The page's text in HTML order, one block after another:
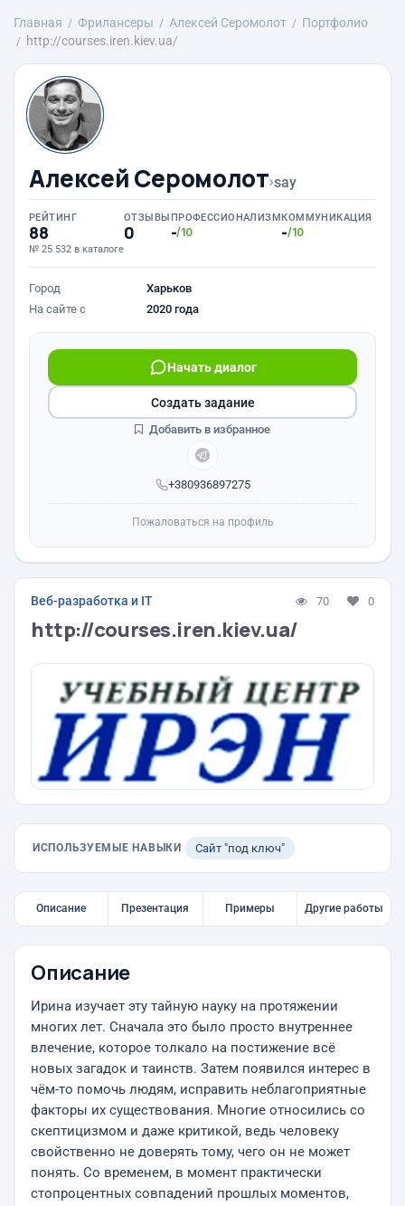
Главная Фрилансеры Алексей Серомолот
Портфолио
http://courses.iren.kiev.ua/
Алексей Серомолот›say
РЕЙТИНГ
88
№ 25 532 в каталоге
ОТЗЫВЫ
0
ПРОФЕССИОНАЛИЗМ
-/10
КОММУНИКАЦИЯ
-/10
Город
Харьков
На сайте с
2020 года
+380936897275
Начать диалог
Создать задание
Добавить в избранное
Пожаловаться на профиль
Веб-разработка и IT 70 0
http://courses.iren.kiev.ua/
ИСПОЛЬЗУЕМЫЕ НАВЫКИ Сайт "под ключ"
Описание Презентация Примеры Другие работы
Описание
Ирина изучает эту тайную науку на протяжении
многих лет. Сначала это было просто внутреннее
влечение, которое толкало на постижение всё
новых загадок и таинств. Затем появился интерес в
чём-то помочь людям, исправить неблагоприятные
факторы их существования. Многие относились со
скептицизмом и даже критикой, ведь человеку
свойственно не доверять тому, чего он не может
понять. Со временем, в момент практически
стопроцентных совпадений прошлых моментов,